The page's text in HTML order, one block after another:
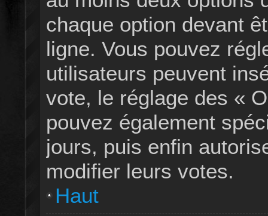
chaque option devant
ligne. Vous pouvez
utilisateurs peuvent
vote, le réglage des «
pouvez également
jours, puis enfin
modifier leurs votes.
Haut